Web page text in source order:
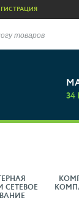
товаров
34
СЕТЕВОЕ